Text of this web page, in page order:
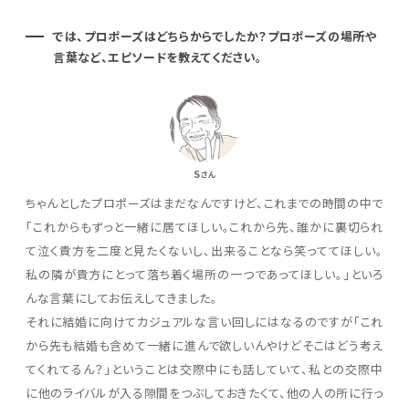
では、プロポーズはどちらからでしたか？プロポーズの場所や
言葉など、エピソードを教えてください。
Sさん
ちゃんとしたプロポーズはまだなんですけど、これまでの時間の中で
「これからもずっと一緒に居てほしい。これから先、誰かに裏切られ
て泣く貴方を二度と見たくないし、出来ることなら笑っててほしい。
私の隣が貴方にとって落ち着く場所の一つであってほしい。」といろ
んな言葉にしてお伝えしてきました。
それに結婚に向けてカジュアルな言い回しにはなるのですが「これ
から先も結婚も含めて一緒に進んで欲しいんやけどそこはどう考え
てくれてるん？」ということは交際中にも話していて、私との交際中
に他のライバルが入る隙間をつぶしておきたくて、他の人の所に行っ